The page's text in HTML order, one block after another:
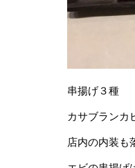
串揚げ３種
カサブランカ
店内の内装も